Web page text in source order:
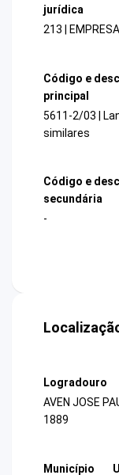
jurídica
213 |
Código e
principal
5611-2/03 |
similares
Código e
secundária
-
Logradouro
AVEN JOSE
1889
Município